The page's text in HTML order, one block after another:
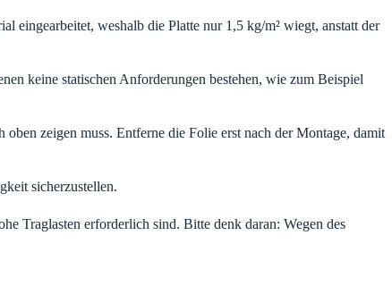
eingearbeitet, weshalb die Platte nur 1,5 kg/m² wiegt, anstatt der
keine statischen Anforderungen bestehen, wie zum Beispiel
zeigen muss. Entferne die Folie erst nach der Montage, damit
sicherzustellen.
Traglasten erforderlich sind. Bitte denk daran: Wegen des